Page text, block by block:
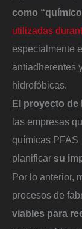
como
utilizadas
especialmente
antiadherentes
hidrofóbicas.
El proyecto de
las empresas
químicas PFAS
planificar su
Por lo anterior,
procesos de
viables para